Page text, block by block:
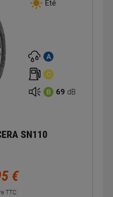
Été
A
C
B 69 dB
SN110
€
TTC